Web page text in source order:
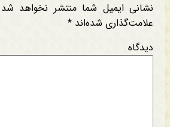
نشانی ایمیل شما منتشر نخواهد
علامت‌گذاری شده‌اند *